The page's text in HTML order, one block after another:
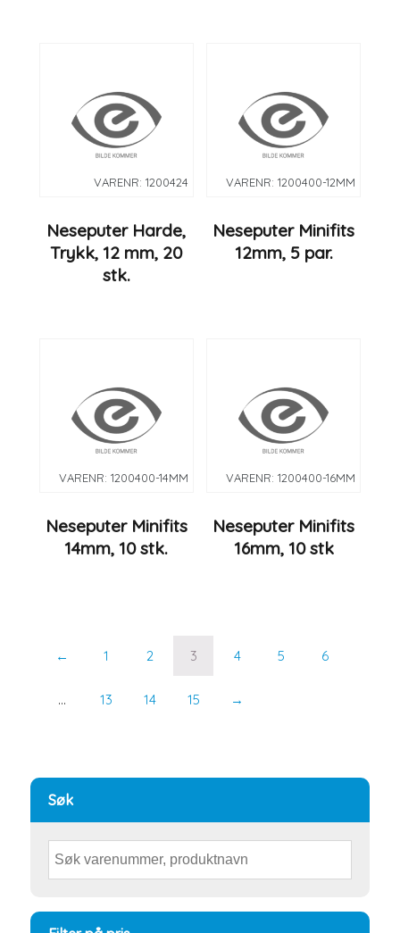
VARENR: 1200424
Neseputer Harde,
Trykk, 12 mm, 20
stk.
VARENR: 1200400-12MM
Neseputer Minifits
12mm, 5 par.
VARENR: 1200400-14MM
Neseputer Minifits
14mm, 10 stk.
VARENR: 1200400-16MM
Neseputer Minifits
16mm, 10 stk
← 1 2 3 4 5 6
… 13 14 15 →
Søk